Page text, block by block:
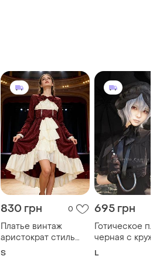
830 грн 0
Платье винтаж
аристократ стиль
бордовое
S
695 грн
Готическое
черная с
L